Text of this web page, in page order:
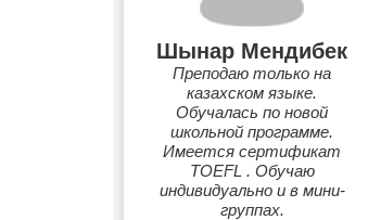
Шынар Мендибек
Преподаю только на
казахском языке.
Обучалась по новой
школьной программе.
Имеется сертификат
TOEFL . Обучаю
индивидуально и в мини-
группах.